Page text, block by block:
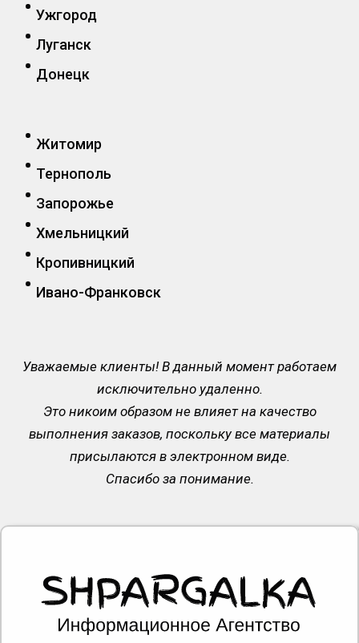
Ужгород
Луганск
Донецк
Житомир
Тернополь
Запорожье
Хмельницкий
Кропивницкий
Ивано-Франковск
Уважаемые клиенты! В данный момент работаем
исключительно удаленно.
Это никоим образом не влияет на качество
выполнения заказов, поскольку все материалы
присылаются в электронном виде.
Спасибо за понимание.